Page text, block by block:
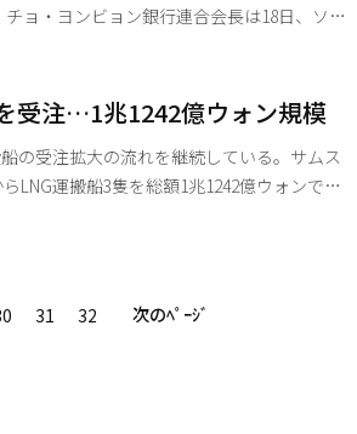
小規模事業者コンサルティング事業成果共
」とし、廃業・再起のプロセスを積極的に
韓国内の20行は2025年から創業・廃業の小規模事業者コンサ
受注…1兆1242億ウォン規模
の受注拡大の流れを継続している。サムス
LNG運搬船3隻を総額1兆1242億ウォンで受
31 32 次のﾍﾟｰｼﾞ